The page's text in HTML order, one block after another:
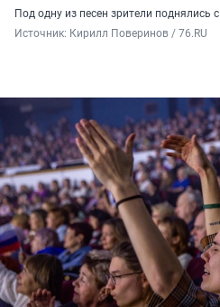
Под одну из песен зрители поднялись
Источник: Кирилл Поверинов / 76.RU